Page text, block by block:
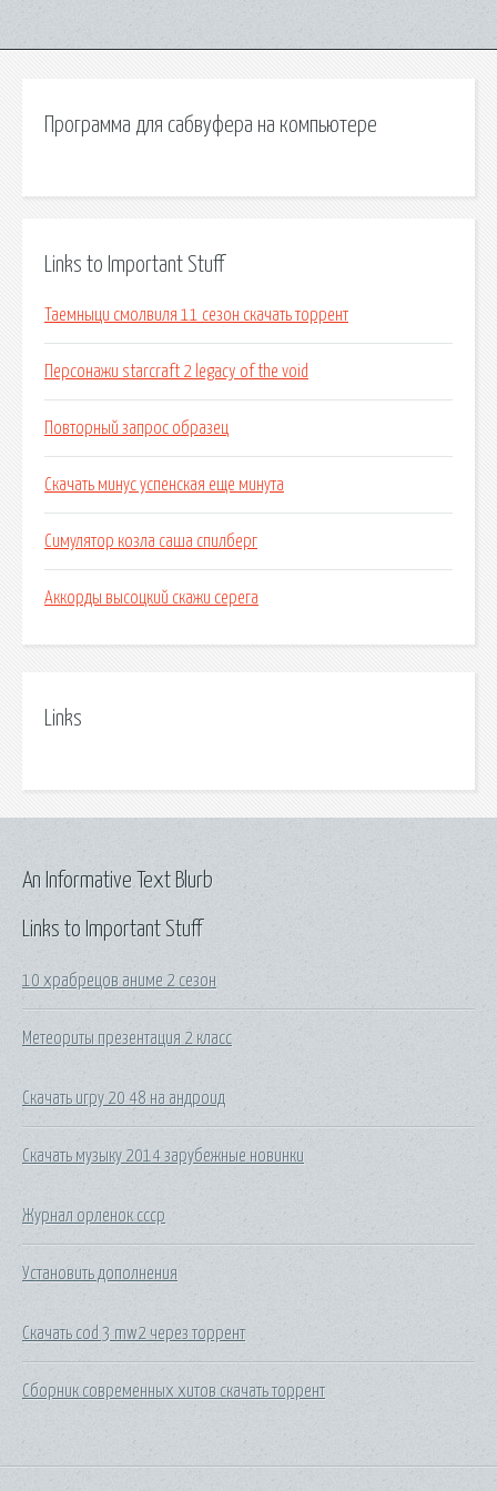
Программа для сабвуфера на компьютере
Links to Important Stuff
Таемныци смолвиля 11 сезон скачать торрент
Персонажи starcraft 2 legacy of the void
Повторный запрос образец
Скачать минус успенская еще минута
Симулятор козла саша спилберг
Аккорды высоцкий скажи серега
Links
Links to Important Stuff
10 храбрецов аниме 2 сезон
Метеориты презентация 2 класс
Скачать игру 20 48 на андроид
Скачать музыку 2014 зарубежные новинки
Журнал орленок ссср
Установить дополнения
Скачать cod 3 mw2 через торрент
Сборник современных хитов скачать торрент
An Informative Text Blurb